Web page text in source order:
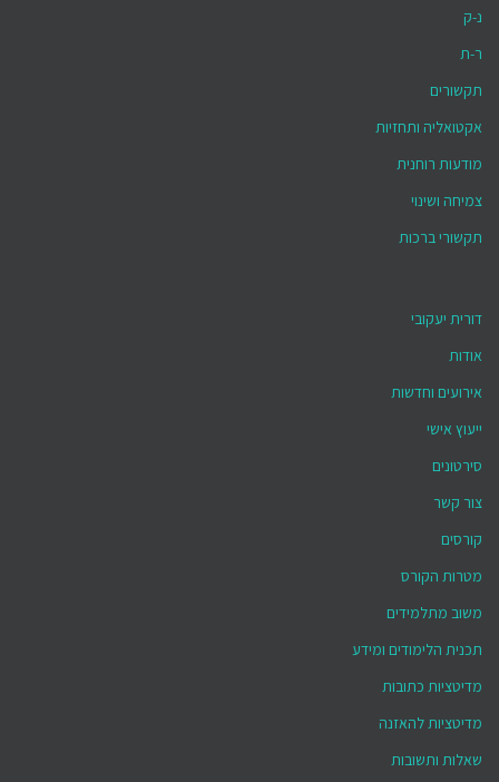
נ-ק
ר-ת
תקשורים
אקטואליה ותחזיות
מודעות רוחנית
צמיחה ושינוי
תקשורי ברכות
דורית יעקובי
אודות
אירועים וחדשות
ייעוץ אישי
סירטונים
צור קשר
קורסים
מטרות הקורס
משוב מתלמידים
תכנית הלימודים ומידע
מדיטציות כתובות
מדיטציות להאזנה
שאלות ותשובות